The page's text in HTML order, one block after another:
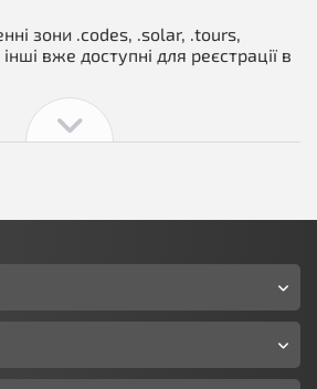
зони .codes, .solar, .tours,
вже доступні для реєстрації в